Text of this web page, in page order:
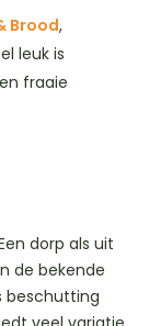
Brood,
leuk is
fraaie
dorp als uit
de bekende
beschutting